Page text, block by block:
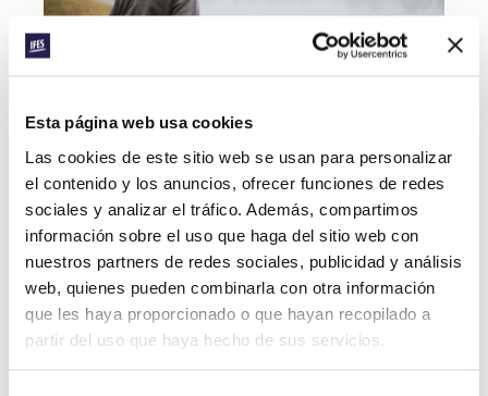
Esta página web usa cookies
Las cookies de este sitio web se usan para personalizar
el contenido y los anuncios, ofrecer funciones de redes
sociales y analizar el tráfico. Además, compartimos
información sobre el uso que haga del sitio web con
nuestros partners de redes sociales, publicidad y análisis
web, quienes pueden combinarla con otra información
que les haya proporcionado o que hayan recopilado a
partir del uso que haya hecho de sus servicios.
Según iba compartiendo el Evangelio con otros,
pude descubrir que muchas personas creen que
son buenos. Creen que irán al cielo porque
hacen más cosas buenas que malas. Aunque
algunos de ellos no están de acuerdo con todo
lo que se les enseña, no se plantean cambiar.
Dicen: me crié así.